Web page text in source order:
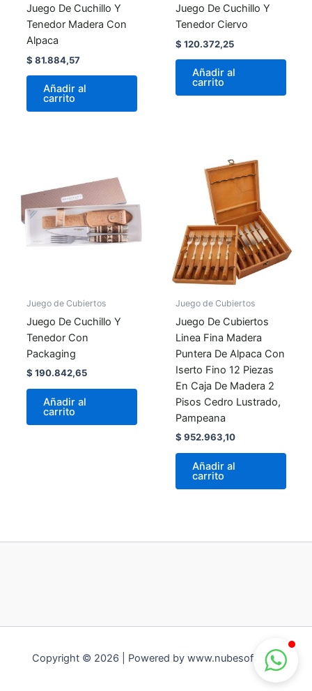
Juego De Cuchillo Y
Tenedor Madera Con
Alpaca
$ 81.884,57
Añadir al
carrito
Juego De Cuchillo Y
Tenedor Ciervo
$ 120.372,25
Añadir al
carrito
Juego de Cubiertos
Juego De Cuchillo Y
Tenedor Con
Packaging
$ 190.842,65
Añadir al
carrito
Juego de Cubiertos
Juego De Cubiertos
Linea Fina Madera
Puntera De Alpaca Con
Iserto Fino 12 Piezas
En Caja De Madera 2
Pisos Cedro Lustrado,
Pampeana
$ 952.963,10
Añadir al
carrito
Copyright © 2026 | Powered by www.nubesoft.com